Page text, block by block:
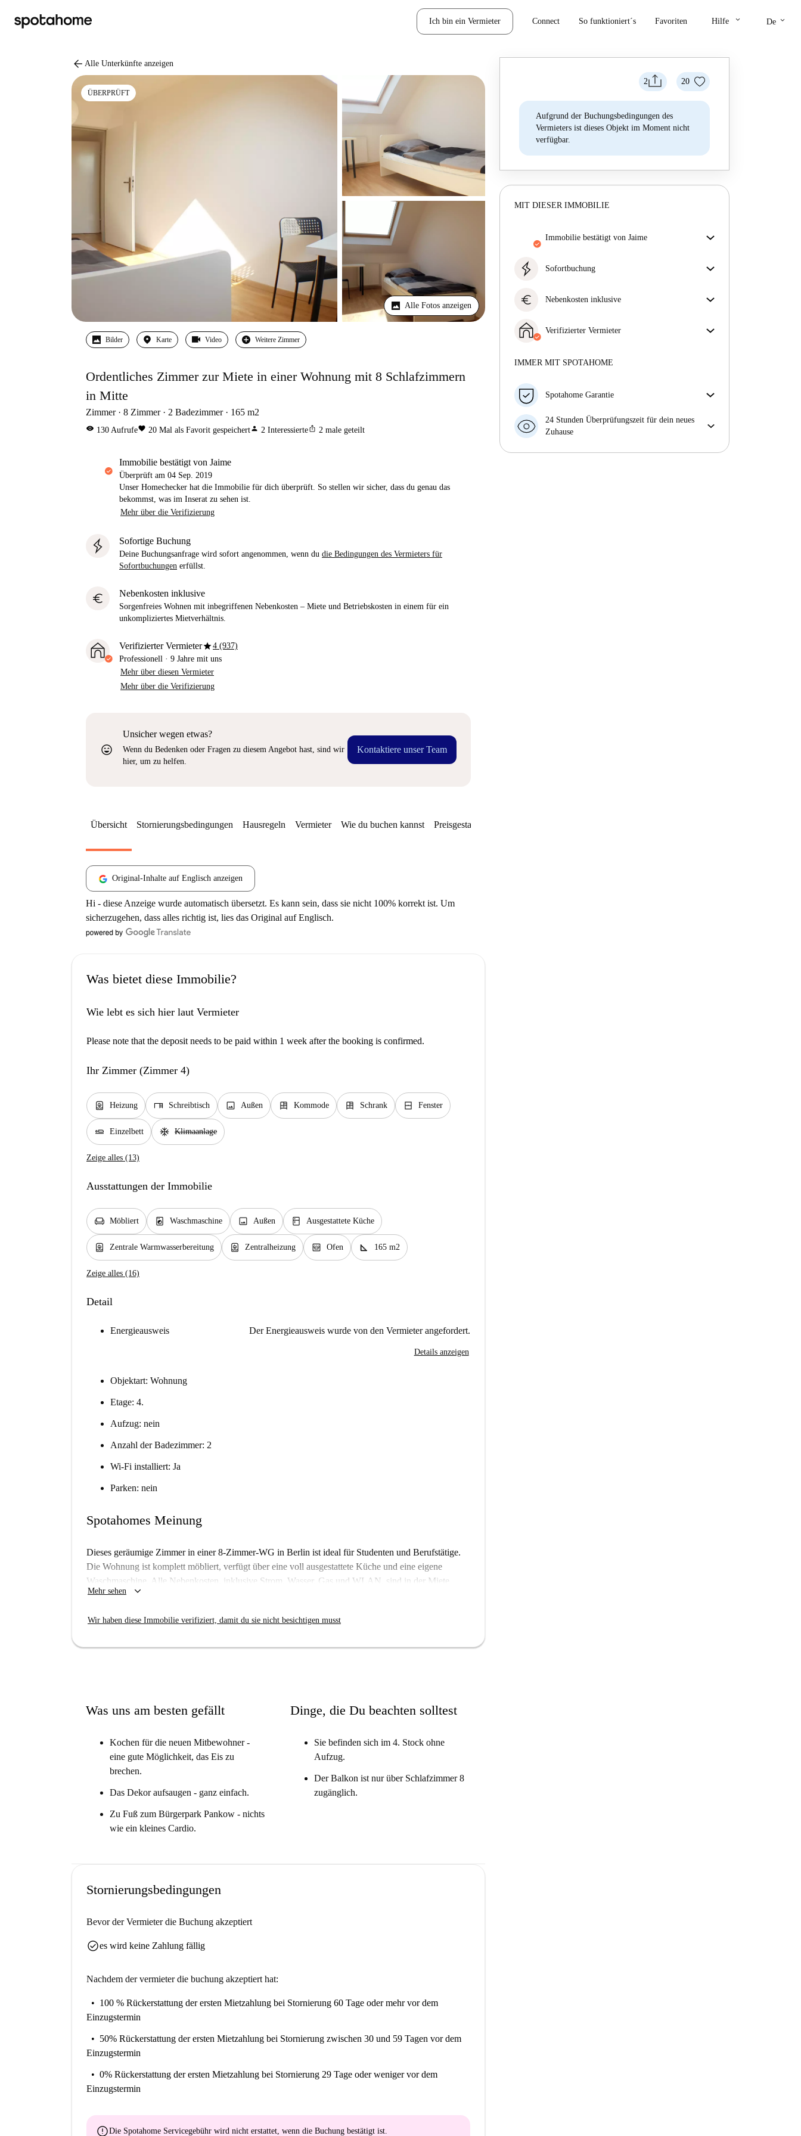
Ich bin ein Vermieter Connect So funktioniert´s Favoriten Hilfe keyboard_arrow_down De keyboard_arrow_down
arrow_back Alle Unterkünfte anzeigen
ÜBERPRÜFT
Alle Fotos anzeigen
Bilder Karte Video Weitere Zimmer
Ordentliches Zimmer zur Miete in einer Wohnung mit 8 Schlafzimmern
in Mitte
Zimmer 8 Zimmer 2 Badezimmer 165 m2
visibility 130 Aufrufefavorite 20 Mal als Favorit gespeichertperson 2 Interessierteios_share 2 male geteilt
Immobilie bestätigt von Jaime
Überprüft am 04 Sep. 2019
Unser Homechecker hat die Immobilie für dich überprüft. So stellen wir sicher, dass du genau das
bekommst, was im Inserat zu sehen ist.
Mehr über die Verifizierung
Sofortige Buchung
Deine Buchungsanfrage wird sofort angenommen, wenn du die Bedingungen des Vermieters für
Sofortbuchungen erfüllst.
euro Nebenkosten inklusive
Sorgenfreies Wohnen mit inbegriffenen Nebenkosten – Miete und Betriebskosten in einem für ein
unkompliziertes Mietverhältnis.
Verifizierter Vermieterstar4 (937)
Professionell · 9 Jahre mit uns
Mehr über diesen Vermieter
Mehr über die Verifizierung
sentiment_very_satisfied
Unsicher wegen etwas?
Wenn du Bedenken oder Fragen zu diesem Angebot hast, sind wir
hier, um zu helfen.
Kontaktiere unser Team
2 20
Aufgrund der Buchungsbedingungen des
Vermieters ist dieses Objekt im Moment nicht
verfügbar.
MIT DIESER IMMOBILIE
Immobilie bestätigt von Jaime
überprüft. So stellen wir sicher, dass du genau das
Mehr über die Verifizierung
Sofortbuchung
sofort akzeptiert, sofern du die
euro Nebenkosten inklusive
– Miete und Betriebskosten in einem für ein
unkompliziertes Mietverhältnis.
Verifizierter Vermieter
Mehr über diesen Vermieter
IMMER MIT SPOTAHOME
Spotahome Garantie
Falls der Vermieter deine Buchung kurzfristig
storniert, werden wir dir entweder A) ein Hotel
finden oder B) den gezahlten Betrag vollständig
24 Stunden Überprüfungszeit für dein neues
Zuhause
Übersicht Stornierungsbedingungen Hausregeln Vermieter Wie du buchen kannst Preisgestaltung
Original-Inhalte auf Englisch anzeigen
Hi - diese Anzeige wurde automatisch übersetzt. Es kann sein, dass sie nicht 100% korrekt ist. Um
sicherzugehen, dass alles richtig ist, lies das Original auf Englisch.
Was bietet diese Immobilie?
Wie lebt es sich hier laut Vermieter
Please note that the deposit needs to be paid within 1 week after the booking is confirmed.
Ihr Zimmer (Zimmer 4)
water_heater Heizung desk Schreibtisch image Außen dresser Kommode dresser Schrank window_closed Fenster
airline_seat_flat Einzelbett ac_unit Klimaanlage
Zeige alles (13)
Ausstattungen der Immobilie
chair Möbliert local_laundry_service Waschmaschine image Außen kitchen Ausgestattete Küche
water_heater Zentrale Warmwasserbereitung water_heater Zentralheizung oven_gen Ofen square_foot 165 m2
Zeige alles (16)
Detail
Energieausweis Der Energieausweis wurde von den Vermieter angefordert.
Details anzeigen
Objektart: Wohnung
Etage: 4.
Aufzug: nein
Anzahl der Badezimmer: 2
Wi-Fi installiert: Ja
Parken: nein
Spotahomes Meinung
Dieses geräumige Zimmer in einer 8-Zimmer-WG in Berlin ist ideal für Studenten und Berufstätige.
Die Wohnung ist komplett möbliert, verfügt über eine voll ausgestattete Küche und eine eigene
Waschmaschine. Alle Nebenkosten, inklusive Strom, Wasser, Gas und WLAN, sind in der Miete
enthalten. Die Wohnung wurde von Spotahome geprüft und bestätigt, um Qualität und
Sternplatz und Wing-Seng befinden sich in unmittelbarer Nähe, ebenso wie Lokale wie Pizza Turtles
Mehr sehen keyboard_arrow_down
Wir haben diese Immobilie verifiziert, damit du sie nicht besichtigen musst
Was uns am besten gefällt
Kochen für die neuen Mitbewohner -
eine gute Möglichkeit, das Eis zu
brechen.
Das Dekor aufsaugen - ganz einfach.
Zu Fuß zum Bürgerpark Pankow - nichts
wie ein kleines Cardio.
Dinge, die Du beachten solltest
Sie befinden sich im 4. Stock ohne
Aufzug.
Der Balkon ist nur über Schlafzimmer 8
zugänglich.
Stornierungsbedingungen
Bevor der Vermieter die Buchung akzeptiert
check_circlees wird keine Zahlung fällig
Nachdem der vermieter die buchung akzeptiert hat:
100 % Rückerstattung der ersten Mietzahlung bei Stornierung 60 Tage oder mehr vor dem
Einzugstermin
50% Rückerstattung der ersten Mietzahlung bei Stornierung zwischen 30 und 59 Tagen vor dem
Einzugstermin
0% Rückerstattung der ersten Mietzahlung bei Stornierung 29 Tage oder weniger vor dem
Einzugstermin
errorDie Spotahome Servicegebühr wird nicht erstattet, wenn die Buchung bestätigt ist.